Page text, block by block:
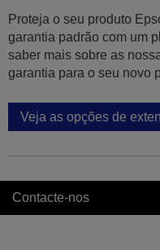
Proteja o seu produto
garantia padrão com um
saber mais sobre as
garantia para o seu novo
Veja as opções de
Contacte-nos